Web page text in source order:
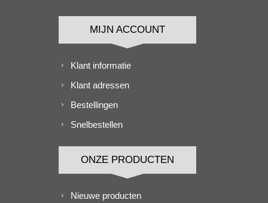
MIJN ACCOUNT
Klant informatie
Klant adressen
Bestellingen
Snelbestellen
ONZE PRODUCTEN
Nieuwe producten